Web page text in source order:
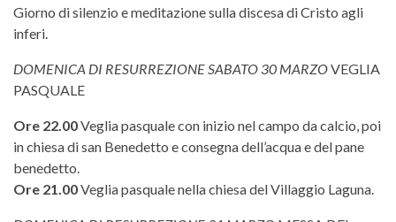
Giorno di silenzio e meditazione sulla discesa di Cristo agli
inferi.
DOMENICA DI RESURREZIONE SABATO 30 MARZOVEGLIA
PASQUALE
Ore 22.00Veglia pasquale con inizio nel campo da calcio, poi
in chiesa di san Benedetto e consegna dell’acqua e del pane
benedetto.
Ore 21.00Veglia pasquale nella chiesa del Villaggio Laguna.